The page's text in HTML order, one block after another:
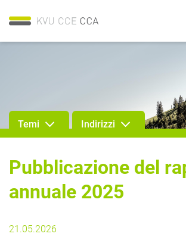
Temi Indirizzi
Pubblicazione del
annuale 2025
21.05.2026